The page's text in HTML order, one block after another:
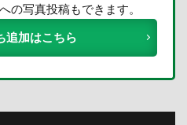
の写真投稿もできます。
追加はこちら